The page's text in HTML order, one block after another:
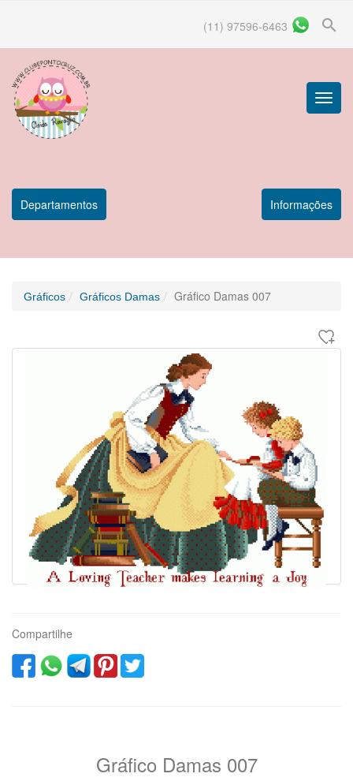
search
(11) 97596-6463
Menu
Departamentos Informações
Gráficos Gráficos Damas Gráfico Damas 007
Compartilhe
Gráfico Damas 007